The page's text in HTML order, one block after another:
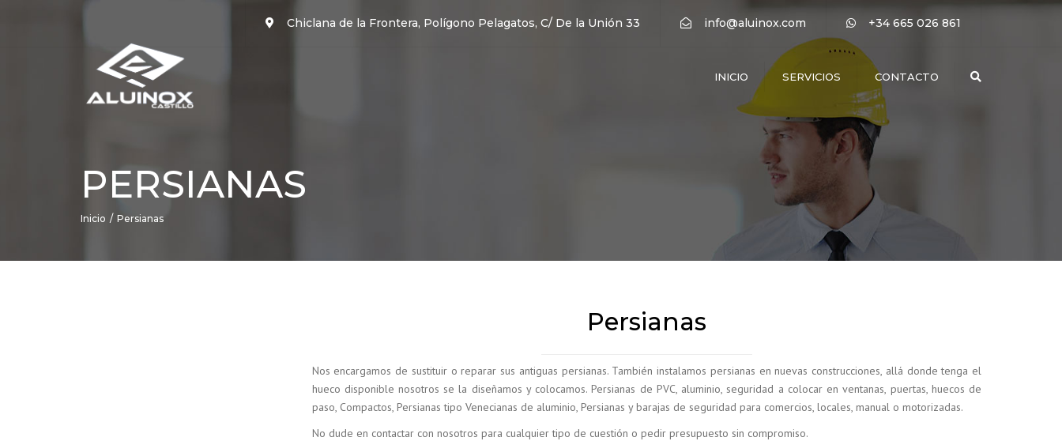
Chiclana de la Frontera, Polígono Pelagatos, C/ De la Unión 33 info@aluinox.com +34 665 026 861
INICIO SERVICIOS
ALUMINIO
CRISTALERÍA
PERSIANAS
MOSQUITERAS
CONTACTO
PERSIANAS
Inicio Persianas
Persianas
Nos encargamos de sustituir o reparar sus antiguas persianas. También instalamos persianas en nuevas construcciones, allá donde tenga el
hueco disponible nosotros se la diseñamos y colocamos. Persianas de PVC, aluminio, seguridad a colocar en ventanas, puertas, huecos de
paso, Compactos, Persianas tipo Venecianas de aluminio, Persianas y barajas de seguridad para comercios, locales, manual o motorizadas.
No dude en contactar con nosotros para cualquier tipo de cuestión o pedir presupuesto sin compromiso.